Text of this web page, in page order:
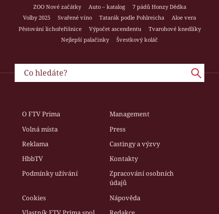
ZOO Nové začátky
Auto – katalog
7 pádů Honzy Dědka
Volby 2025
Svařené víno Tatarák podle Pohlreicha
Aloe vera
Pěstování lichořeřišnice
Výpočet ascendentu
Tvarohové knedlíky
Nejlepší palačinky
Švestkový koláč
O FTV Prima
Management
Volná místa
Press
Reklama
Castingy a výzvy
HbbTV
Kontakty
Podmínky užívání
Zpracování osobních
údajů
Cookies
Nápověda